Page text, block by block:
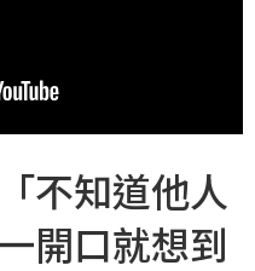
不知道他人
開口就想到